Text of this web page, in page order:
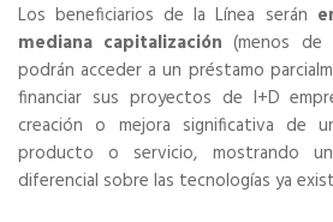
Los beneficiarios de la Línea serán
mediana capitalización (menos de
podrán acceder a un préstamo
financiar sus proyectos de I+D
creación o mejora significativa de
producto o servicio, mostrando
diferencial sobre las tecnologías ya